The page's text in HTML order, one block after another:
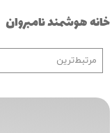
خانه هوشمند نامبروان
مرتبط‌ترین